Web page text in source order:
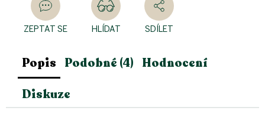
ZEPTAT SE HLÍDAT SDÍLET
Popis Podobné (4) Hodnocení
Diskuze